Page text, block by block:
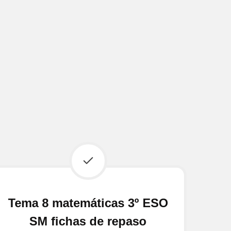
Tema 8 matemáticas 3º ESO
SM fichas de repaso